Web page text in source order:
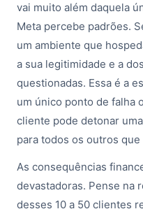
vai muito além daquela
Meta percebe padrões.
um ambiente que
a sua legitimidade e a
questionadas. Essa é a
um único ponto de falha
cliente pode detonar
para todos os outros
As consequências
devastadoras. Pense na
desses 10 a 50 clientes